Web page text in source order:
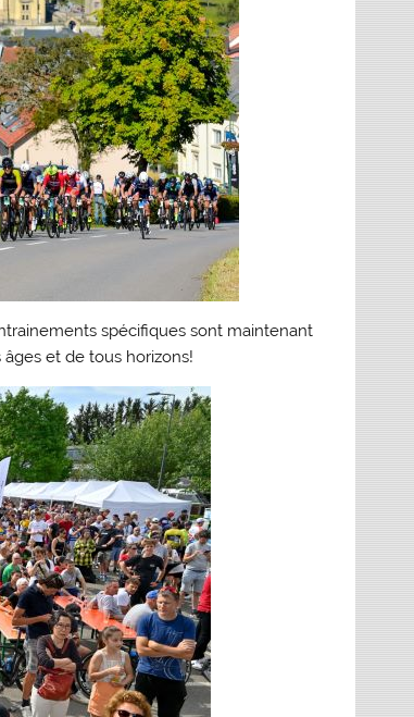
spécifiques sont maintenant
et de tous horizons!